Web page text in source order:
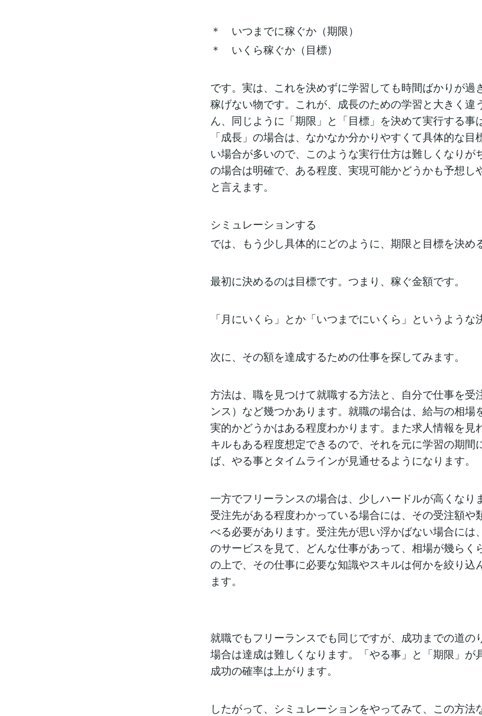
＊ いつまでに稼ぐか（期限）
＊ いくら稼ぐか（目標）
です。実は、これを決めずに学習しても時間ばかりが過
稼げない物です。これが、成長のための学習と大きく違
ん、同じように「期限」と「目標」を決めて実行する事
「成長」の場合は、なかなか分かりやすくて具体的な目
い場合が多いので、このような実行仕方は難しくなりが
の場合は明確で、ある程度、実現可能かどうかも予想し
と言えます。
シミュレーションする
では、もう少し具体的にどのように、期限と目標を決め
最初に決めるのは目標です。つまり、稼ぐ金額です。
「月にいくら」とか「いつまでにいくら」というような
次に、その額を達成するための仕事を探してみます。
方法は、職を見つけて就職する方法と、自分で仕事を受
ンス）など幾つかあります。就職の場合は、給与の相場
実的かどうかはある程度わかります。また求人情報を見
キルもある程度想定できるので、それを元に学習の期間
ば、やる事とタイムラインが見通せるようになります。
一方でフリーランスの場合は、少しハードルが高くなり
受注先がある程度わかっている場合には、その受注額や
べる必要があります。受注先が思い浮かばない場合には
のサービスを見て、どんな仕事があって、相場が幾らく
の上で、その仕事に必要な知識やスキルは何かを絞り込
ます。
就職でもフリーランスでも同じですが、成功までの道の
場合は達成は難しくなります。「やる事」と「期限」が
成功の確率は上がります。
したがって、シミュレーションをやってみて、この方法